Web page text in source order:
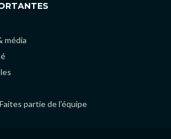
média
partie de l’équipe